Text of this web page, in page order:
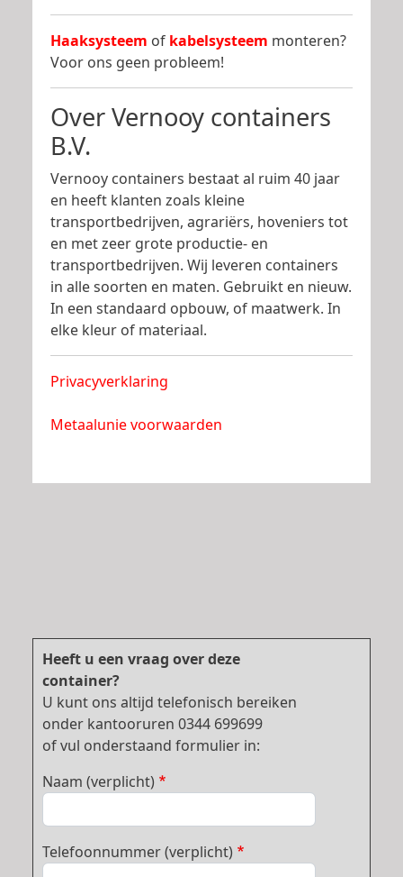
Haaksysteem of kabelsysteem monteren?
Voor ons geen probleem!
Over Vernooy containers
B.V.
Vernooy containers bestaat al ruim 40 jaar
en heeft klanten zoals kleine
transportbedrijven, agrariërs, hoveniers tot
en met zeer grote productie- en
transportbedrijven. Wij leveren containers
in alle soorten en maten. Gebruikt en nieuw.
In een standaard opbouw, of maatwerk. In
elke kleur of materiaal.
Privacyverklaring
Metaalunie voorwaarden
Heeft u een vraag over deze
container?
U kunt ons altijd telefonisch bereiken
onder kantooruren 0344 699699
of vul onderstaand formulier in:
Naam (verplicht)
Telefoonnummer (verplicht)